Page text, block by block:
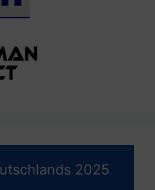
2025